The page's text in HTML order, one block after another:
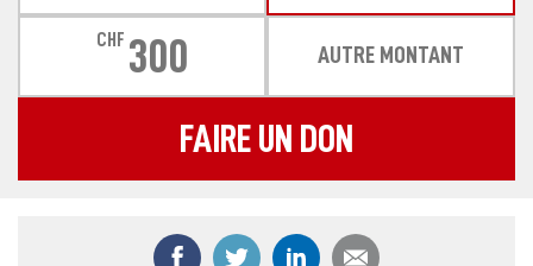
CHF 300 AUTRE MONTANT
FAIRE UN DON
Partager ce contenu sur Facebook
Partager ce contenu sur Twitter
Partager ce contenu